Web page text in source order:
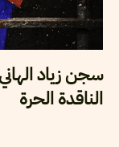
سجن زياد
الناقدة الحرة